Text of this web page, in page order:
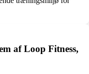
af Loop Fitness,